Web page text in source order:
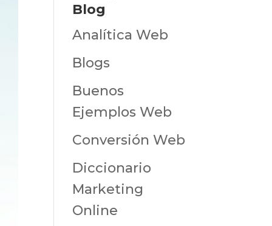
Blog
Analítica Web
Blogs
Buenos
Ejemplos Web
Conversión Web
Diccionario
Marketing
Online